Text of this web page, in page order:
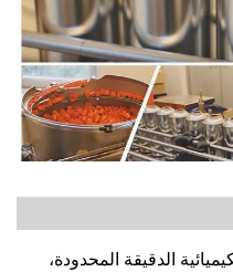
الدقيقة المحدودة،